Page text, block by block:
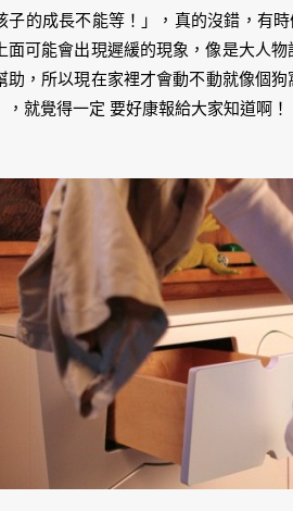
子的成長不能等！」，真的沒錯，有
面可能會出現遲緩的現象，像是大人
助，所以現在家裡才會動不動就像個
，就覺得一定 要好康報給大家知道啊！